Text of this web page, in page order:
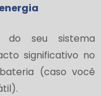
do seu sistema
significativo no
(caso você